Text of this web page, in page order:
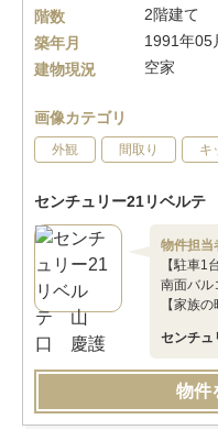
階数
2階建て
築年月
1991年05
建物現況
空家
画像カテゴリ
外観 間取り キ
センチュリー21リベルテ
物件担当
【駐車1
南面バル
【家族
センチ
物件